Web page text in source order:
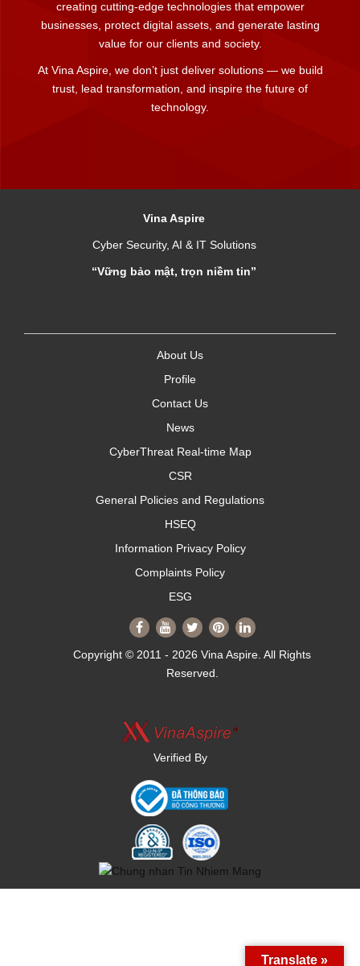
creating cutting-edge technologies that empower
businesses, protect digital assets, and generate lasting
value for our clients and society.
At Vina Aspire, we don’t just deliver solutions — we build
trust, lead transformation, and inspire the future of
technology.
Vina Aspire
Cyber Security, AI & IT Solutions
“Vững bảo mật, trọn niềm tin”
About Us
Profile
Contact Us
News
CyberThreat Real-time Map
CSR
General Policies and Regulations
HSEQ
Information Privacy Policy
Complaints Policy
ESG
Copyright © 2011 - 2026 Vina Aspire. All Rights
Reserved.
Verified By
Translate »